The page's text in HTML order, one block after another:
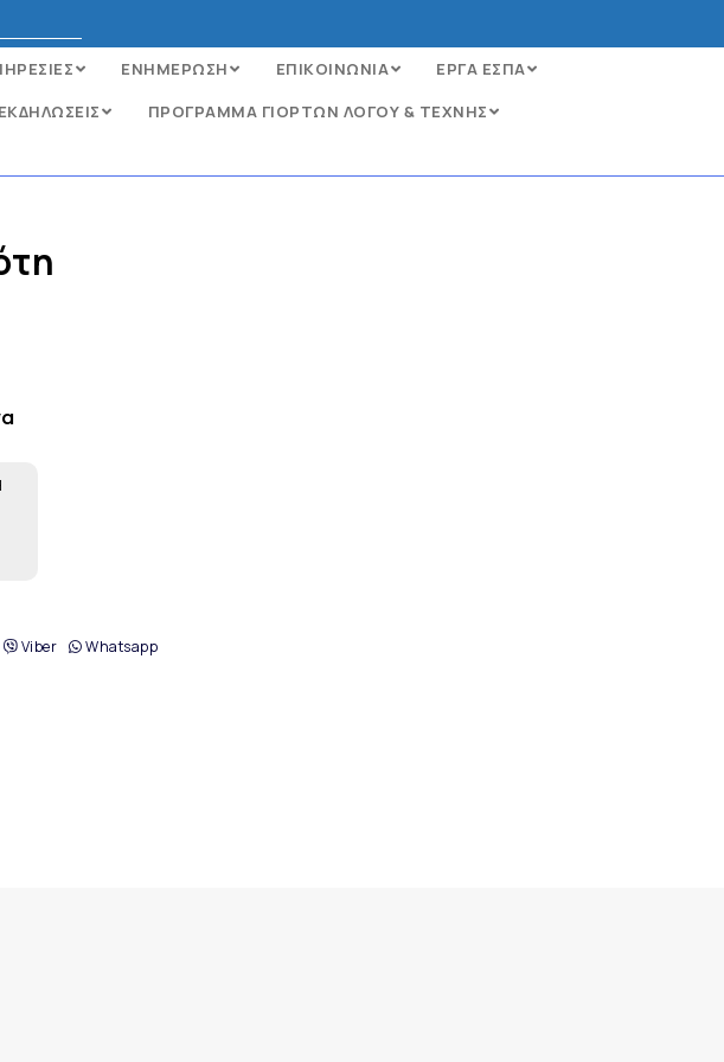
ΕΝΗΜΕΡΩΣΗ ΕΠΙΚΟΙΝΩΝΙΑ
ΕΡΓΑ ΕΣΠΑ
ΠΡΟΓΡΑΜΜΑ ΓΙΟΡΤΩΝ ΛΟΓΟΥ & ΤΕΧΝΗΣ
Viber Whatsapp